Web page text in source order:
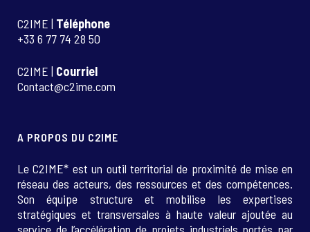
C2IME | Téléphone
+33 6 77 74 28 50
C2IME | Courriel
Contact@c2ime.com
A PROPOS DU C2IME
Le C2IME* est un outil territorial de proximité de mise en
réseau des acteurs, des ressources et des compétences.
Son équipe structure et mobilise les expertises
stratégiques et transversales à haute valeur ajoutée au